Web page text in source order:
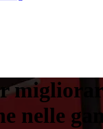
nelle